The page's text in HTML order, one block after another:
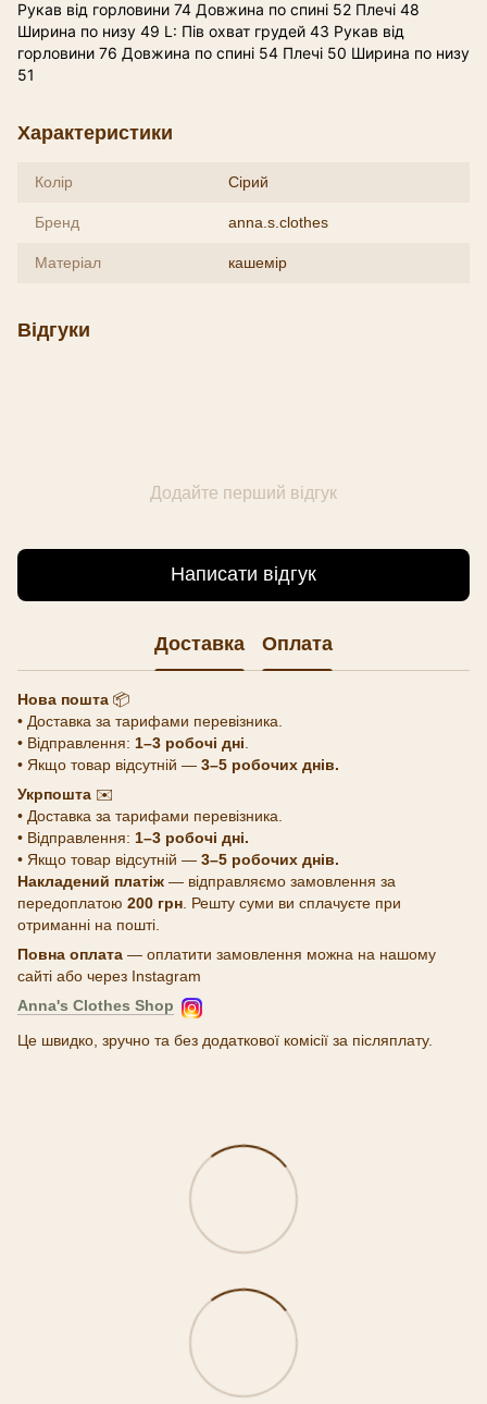
Рукав від горловини 74 Довжина по спині 52 Плечі 48
Ширина по низу 49 L: Пів охват грудей 43 Рукав від
горловини 76 Довжина по спині 54 Плечі 50 Ширина по низу
51
Характеристики
Колір Сірий
Бренд anna.s.clothes
Матеріал кашемір
Відгуки
Додайте перший відгук
Написати відгук
Доставка Оплата
Нова пошта 📦
• Доставка за тарифами перевізника.
• Відправлення: 1–3 робочі дні
• Якщо товар відсутній — 3–5 робочих днів.
Укрпошта ✉️
• Доставка за тарифами перевізника.
• Відправлення: 1–3 робочі дні.
• Якщо товар відсутній — 3–5 робочих днів.
Накладений платіж — відправляємо замовлення за
передоплатою 200 грн . Решту суми ви сплачуєте при
отриманні на пошті.
Повна оплата — оплатити замовлення можна на нашому
сайті або через Instagram
Anna's Clothes Shop
Це швидко, зручно та без додаткової комісії за післяплату.